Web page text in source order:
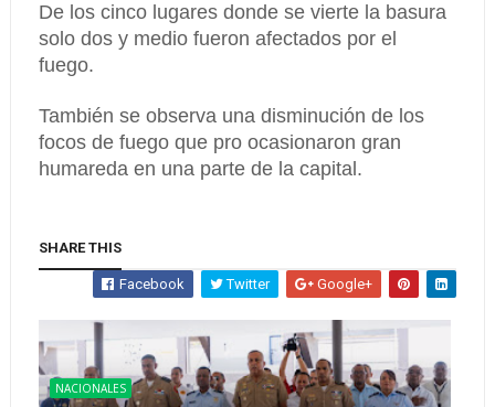
De los cinco lugares donde se vierte la basura
solo dos y medio fueron afectados por el
fuego.
También se observa una disminución de los
focos de fuego que pro ocasionaron gran
humareda en una parte de la capital.
SHARE THIS
Facebook Twitter Google+
NACIONALES